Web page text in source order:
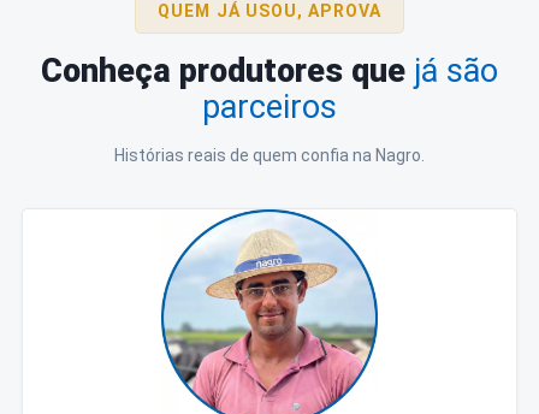
QUEM JÁ USOU, APROVA
Conheça produtores que já são
parceiros
Histórias reais de quem confia na Nagro.